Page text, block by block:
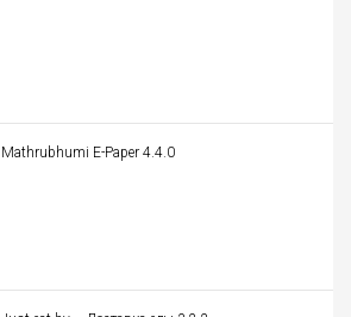
Mathrubhumi E-Paper 4.4.0